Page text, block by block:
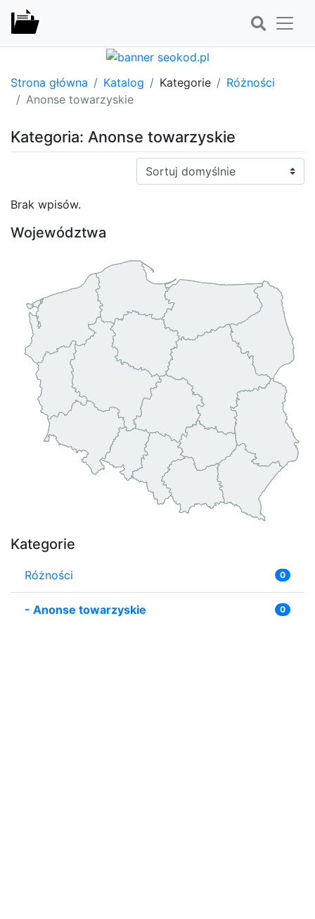
Strona główna Katalog Kategorie
Różności
Anonse towarzyskie
Kategoria: Anonse towarzyskie
Sortuj:
Brak wpisów.
Województwa
Kategorie
Różności 0
- Anonse towarzyskie 0